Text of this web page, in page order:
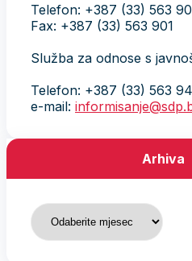
Telefon: +387 (33) 563
Fax: +387 (33) 563 901
Služba za odnose s
Telefon: +387 (33) 563
e-mail:
Arhiva
Arhiva